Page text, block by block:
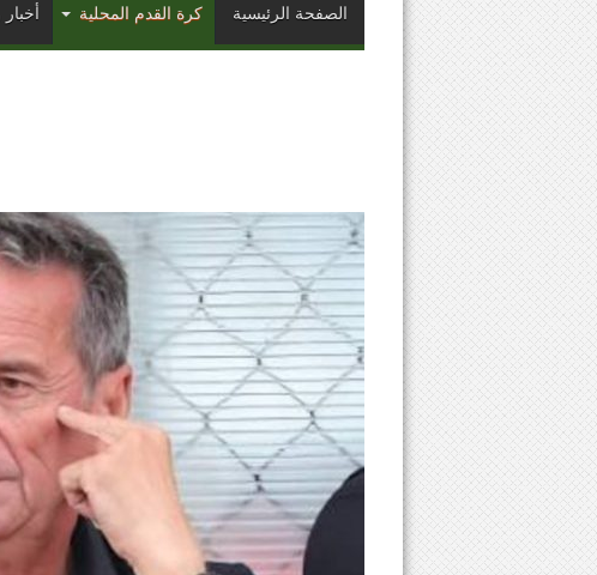
الصفحة الرئيسية كرة القدم المحلية